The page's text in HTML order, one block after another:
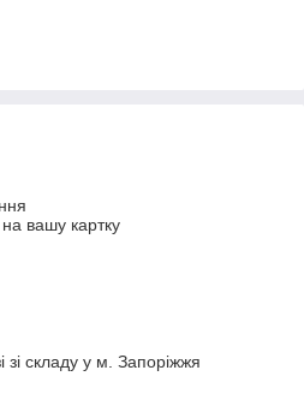
вашу картку
зі складу у м. Запоріжжя